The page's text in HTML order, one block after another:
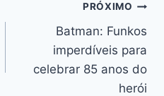
PRÓXIMO
Batman: Funkos
imperdíveis para
celebrar 85 anos do
herói